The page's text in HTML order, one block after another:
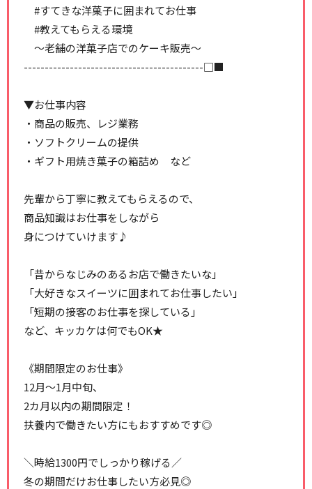
#すてきな洋菓子に囲まれてお仕事
#教えてもらえる環境
～老舗の洋菓子店でのケーキ販売～
-------------------------------------------□■
▼お仕事内容
・商品の販売、レジ業務
・ソフトクリームの提供
・ギフト用焼き菓子の箱詰め など
先輩から丁寧に教えてもらえるので、
商品知識はお仕事をしながら
身につけていけます♪
「昔からなじみのあるお店で働きたいな」
「大好きなスイーツに囲まれてお仕事したい」
「短期の接客のお仕事を探している」
など、キッカケは何でもOK★
《期間限定のお仕事》
12月～1月中旬、
2カ月以内の期間限定！
扶養内で働きたい方にもおすすめです◎
＼時給1300円でしっかり稼げる／
冬の期間だけお仕事したい方必見◎